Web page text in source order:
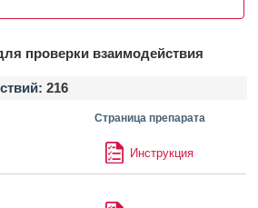
проверки взаимодействия
216
Страница препарата
Инструкция